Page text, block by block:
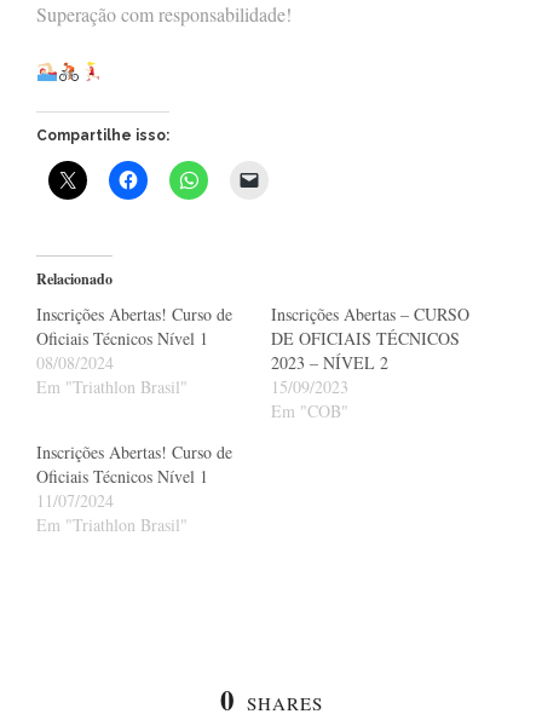
Superação com responsabilidade!
Compartilhe isso:
Relacionado
Inscrições Abertas! Curso de
Oficiais Técnicos Nível 1
08/08/2024
Em "Triathlon Brasil"
Inscrições Abertas – CURSO
DE OFICIAIS TÉCNICOS
2023 – NÍVEL 2
15/09/2023
Em "COB"
Inscrições Abertas! Curso de
Oficiais Técnicos Nível 1
11/07/2024
Em "Triathlon Brasil"
0 SHARES